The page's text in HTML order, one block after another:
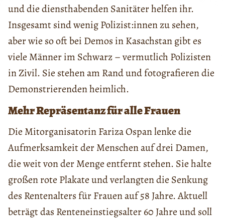
und die diensthabenden Sanitäter helfen ihr.
Insgesamt sind wenig Polizist:innen zu sehen,
aber wie so oft bei Demos in Kasachstan gibt es
viele Männer im Schwarz – vermutlich Polizisten
in Zivil. Sie stehen am Rand und fotografieren die
Demonstrierenden heimlich.
Mehr Repräsentanz für alle Frauen
Die Mitorganisatorin Fariza Ospan lenke die
Aufmerksamkeit der Menschen auf drei Damen,
die weit von der Menge entfernt stehen. Sie halte
großen rote Plakate und verlangten die Senkung
des Rentenalters für Frauen auf 58 Jahre. Aktuell
beträgt das Renteneinstiegsalter 60 Jahre und soll